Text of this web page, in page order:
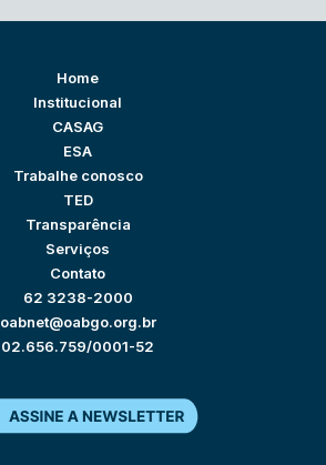
Home
Institucional
CASAG
ESA
Trabalhe conosco
TED
Transparência
Serviços
Contato
62 3238-2000
oabnet@oabgo.org.br
02.656.759/0001-52